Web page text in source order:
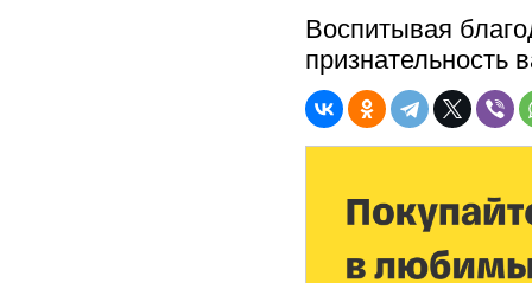
Воспитывая
признательность